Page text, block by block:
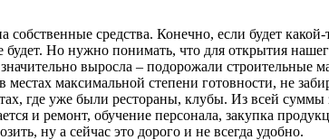
средства. Конечно, если будет какой-
Но нужно понимать, что для открытия
выросла – подорожали строительные
максимальной степени готовности, не
где уже были рестораны, клубы. Из всей
и ремонт, обучение персонала, закупка
ну а сейчас это дорого и не всегда удобно.